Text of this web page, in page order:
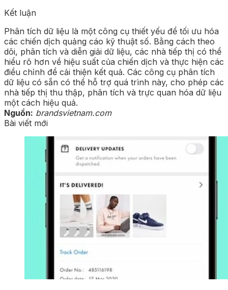
Kết luận
Phân tích dữ liệu là một công cụ thiết yếu để tối ưu hóa
các chiến dịch quảng cáo kỹ thuật số. Bằng cách theo
dõi, phân tích và diễn giải dữ liệu, các nhà tiếp thị có thể
hiểu rõ hơn về hiệu suất của chiến dịch và thực hiện các
điều chỉnh để cải thiện kết quả. Các công cụ phân tích
dữ liệu có sẵn có thể hỗ trợ quá trình này, cho phép các
nhà tiếp thị thu thập, phân tích và trực quan hóa dữ liệu
một cách hiệu quả.
Nguồn: brandsvietnam.com
Bài viết mới